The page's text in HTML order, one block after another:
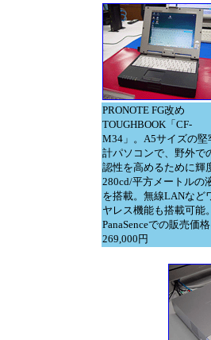
PRONOTE FG改め
TOUGHBOOK「CF-
M34」。A5サイズの堅
計パソコンで、野外で
認性を高めるために輝
280cd/平方メートルの
を搭載。無線LANなど
ヤレス機能も搭載可能
PanaSenceでの販売価
269,000円